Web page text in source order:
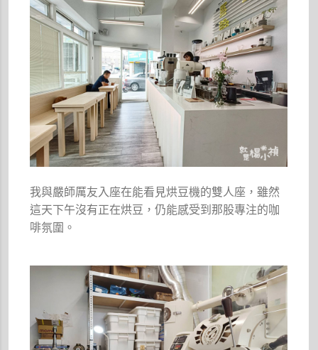
我與嚴師厲友入座在能看見烘豆機的雙人座，雖然
這天下午沒有正在烘豆，仍能感受到那股專注的咖
啡氛圍。